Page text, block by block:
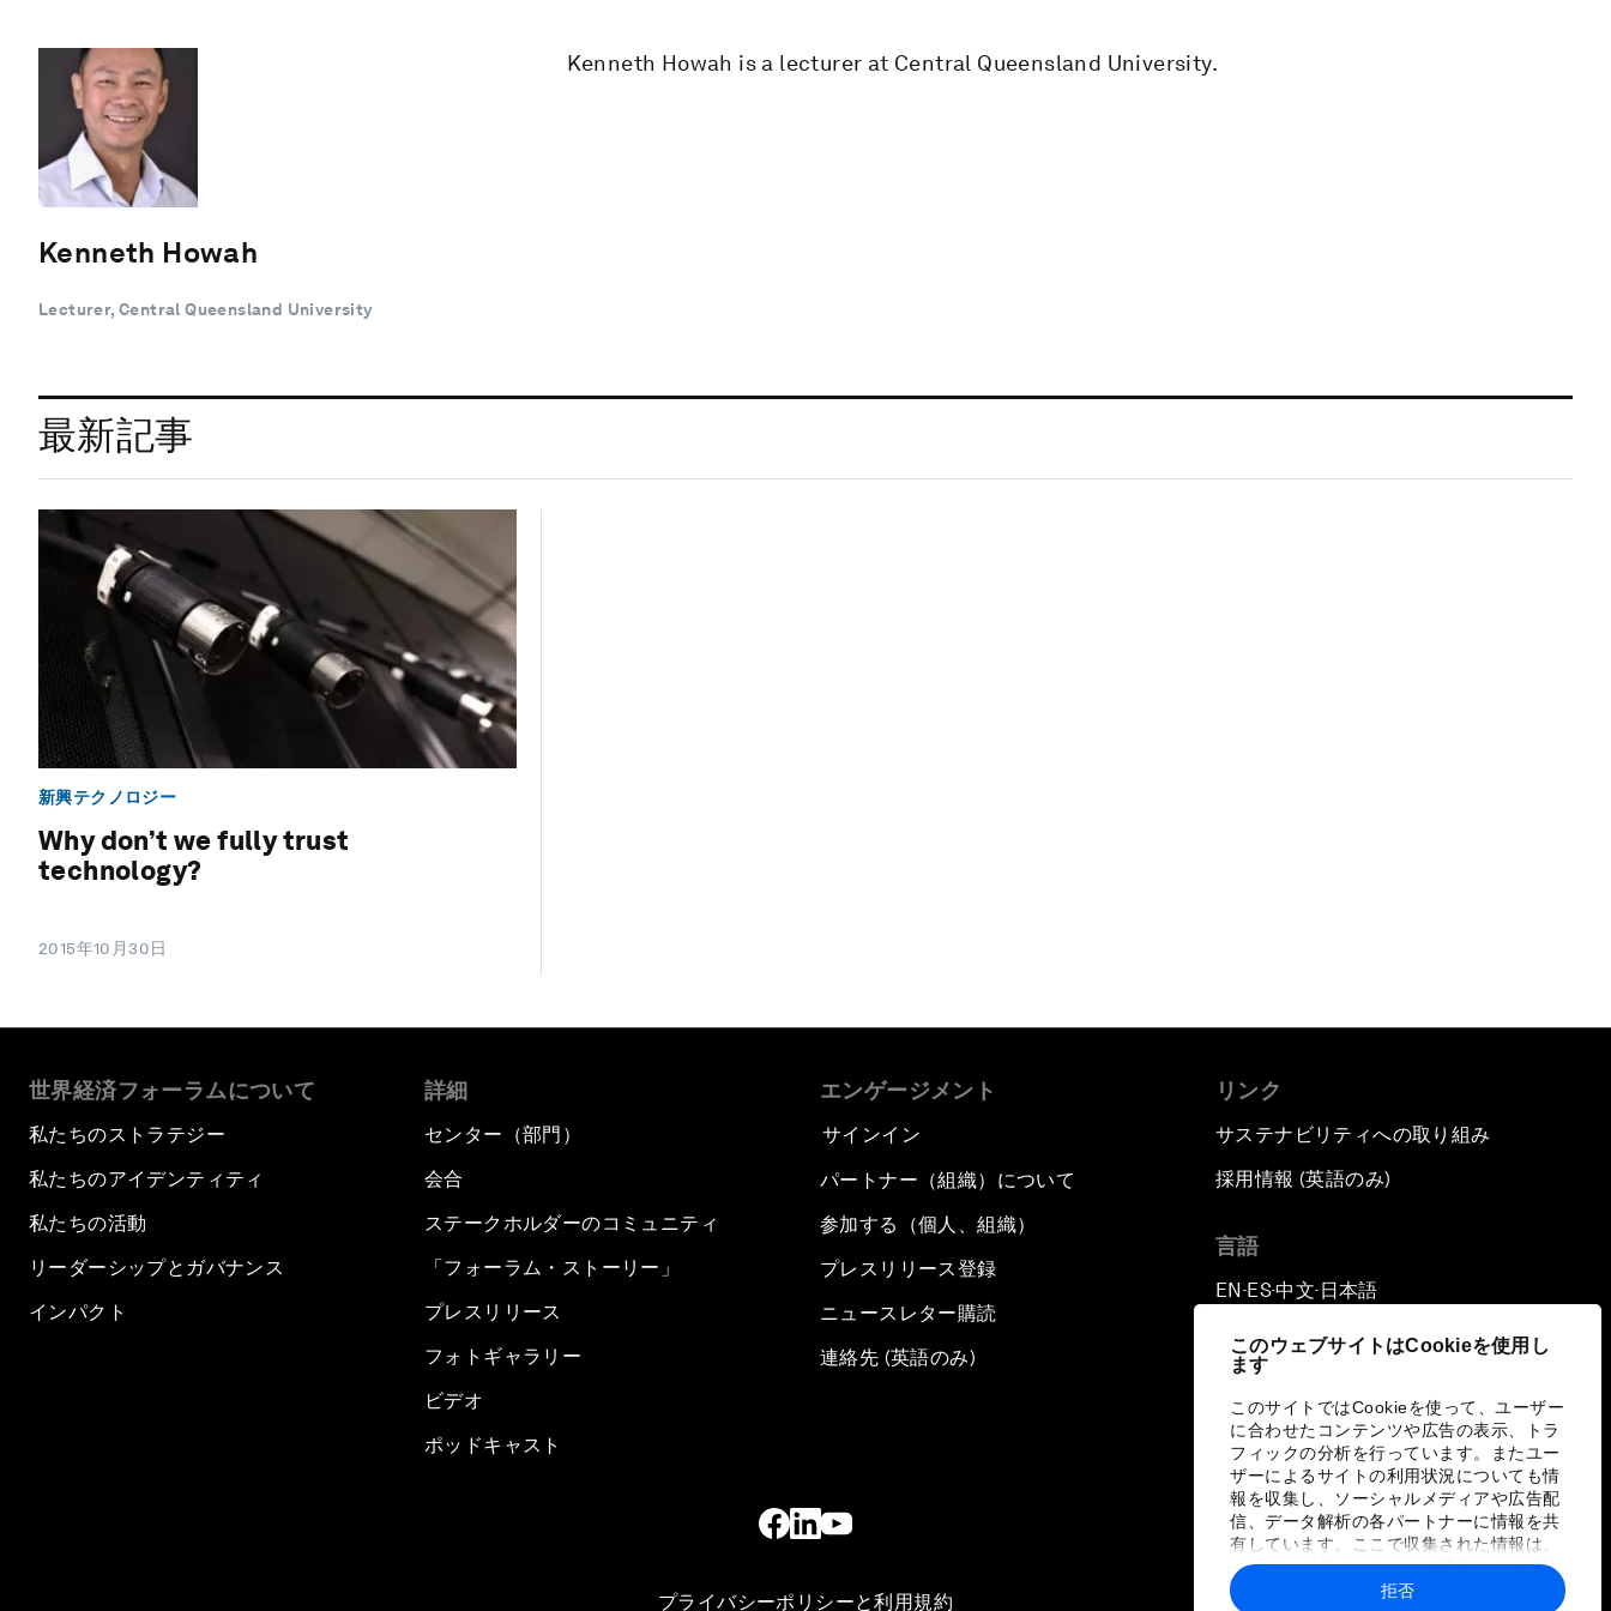
このウェブサイトはCookieを使用し
ます
このサイトではCookieを使って、ユーザー
に合わせたコンテンツや広告の表示、トラ
フィックの分析を行っています。またユー
ザーによるサイトの利用状況についても情
報を収集し、ソーシャルメディアや広告配
信、データ解析の各パートナーに情報を共
有しています。ここで収集された情報は、
ユーザーが各パートナーに提供した他の情
報や各パートナーのサービスを使用した際
拒否
Kenneth Howah
Lecturer, Central Queensland University
Kenneth Howah is a lecturer at Central Queensland University.
最新記事
新興テクノロジー
Why don’t we fully trust
technology?
2015年10月30日
世界経済フォーラムについて
私たちのストラテジー
私たちのアイデンティティ
私たちの活動
リーダーシップとガバナンス
インパクト
詳細
センター（部門）
会合
ステークホルダーのコミュニティ
「フォーラム・ストーリー」
プレスリリース
フォトギャラリー
ビデオ
ポッドキャスト
エンゲージメント
サインイン
パートナー（組織）について
参加する（個人、組織）
プレスリリース登録
ニュースレター購読
連絡先 (英語のみ)
リンク
サステナビリティへの取り組み
採用情報 (英語のみ)
言語
EN ▪ ES▪中文▪ 日本語
プライバシーポリシーと利用規約